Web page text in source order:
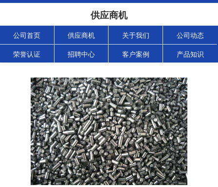
供应商机
公司首页 供应商机 关于我们 公司动态
荣誉认证 招聘中心 客户案例 产品知识